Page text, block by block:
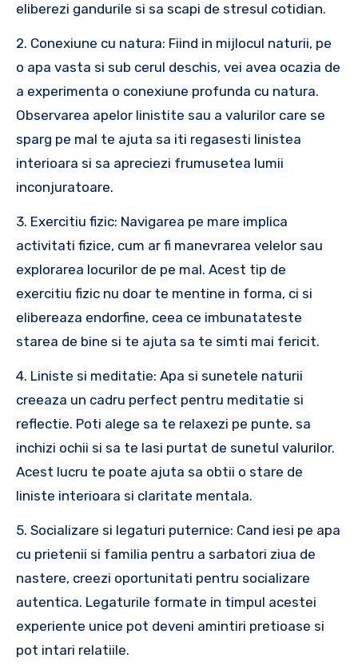
eliberezi gandurile si sa scapi de stresul cotidian.
2. Conexiune cu natura: Fiind in mijlocul naturii, pe
o apa vasta si sub cerul deschis, vei avea ocazia de
a experimenta o conexiune profunda cu natura.
Observarea apelor linistite sau a valurilor care se
sparg pe mal te ajuta sa iti regasesti linistea
interioara si sa apreciezi frumusetea lumii
inconjuratoare.
3. Exercitiu fizic: Navigarea pe mare implica
activitati fizice, cum ar fi manevrarea velelor sau
explorarea locurilor de pe mal. Acest tip de
exercitiu fizic nu doar te mentine in forma, ci si
elibereaza endorfine, ceea ce imbunatateste
starea de bine si te ajuta sa te simti mai fericit.
4. Liniste si meditatie: Apa si sunetele naturii
creeaza un cadru perfect pentru meditatie si
reflectie. Poti alege sa te relaxezi pe punte, sa
inchizi ochii si sa te lasi purtat de sunetul valurilor.
Acest lucru te poate ajuta sa obtii o stare de
liniste interioara si claritate mentala.
5. Socializare si legaturi puternice: Cand iesi pe apa
cu prietenii si familia pentru a sarbatori ziua de
nastere, creezi oportunitati pentru socializare
autentica. Legaturile formate in timpul acestei
experiente unice pot deveni amintiri pretioase si
pot intari relatiile.